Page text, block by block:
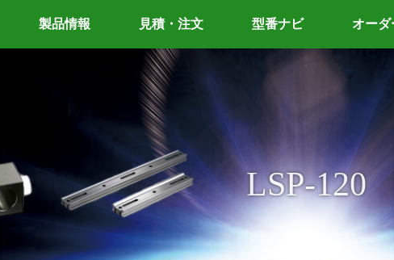
製品情報 見積・注文 型番ナビ オーダ
LSP-120